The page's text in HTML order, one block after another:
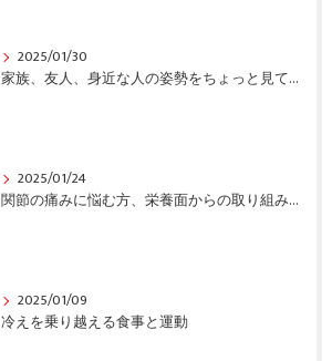
2025/01/30
家族、友人、身近な人の姿勢をちょっと見てみませんか？
2025/01/24
関節の痛みに悩む方、栄養面からの取り組みも重要ですよ！
2025/01/09
冷えを乗り越える食事と運動